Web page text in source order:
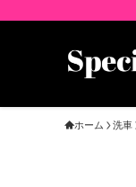
ホーム 洗車